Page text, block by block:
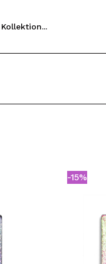
ICH
Durch die Erstellung
Einkäufe schnell
ESPAÑOL
-15%